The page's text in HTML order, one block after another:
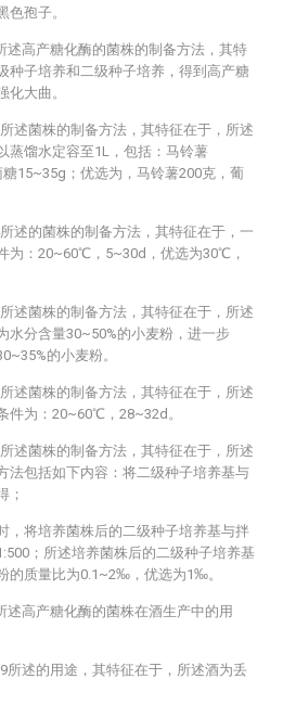
色孢子。
述高产糖化酶的菌株的制备方法，其特
种子培养和二级种子培养，得到高产糖
化大曲。
述菌株的制备方法，其特征在于，所述
蒸馏水定容至1L，包括：马铃薯
15~35g；优选为，马铃薯200克，葡
述的菌株的制备方法，其特征在于，一
为：20~60℃，5~30d，优选为30℃，
述菌株的制备方法，其特征在于，所述
水分含量30~50%的小麦粉，进一步
的小麦粉。
述菌株的制备方法，其特征在于，所述
件为：20~60℃，28~32d。
述菌株的制备方法，其特征在于，所述
法包括如下内容：将二级种子培养基与
；
，将培养菌株后的二级种子培养基与拌
；所述培养菌株后的二级种子培养基
的质量比为0.1~2‰，优选为1‰。
述高产糖化酶的菌株在酒生产中的用
所述的用途，其特征在于，所述酒为丢